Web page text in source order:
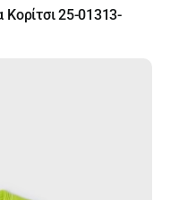
25-01313-